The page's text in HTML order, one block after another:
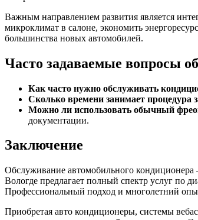
Важным направлением развития является
микроклимат в салоне, экономить
большинства новых автомобилей.
Часто задаваемые вопросы
Как часто нужно обслуживать
Сколько времени занимает процедура
Можно ли использовать обычный
документации.
Заключение
Обслуживание автомобильного
Вологде предлагает полный спектр услуг по
Профессиональный подход и многолетний
Приобретая авто кондиционеры, системы